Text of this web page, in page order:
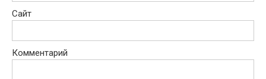
Сайт
Комментарий